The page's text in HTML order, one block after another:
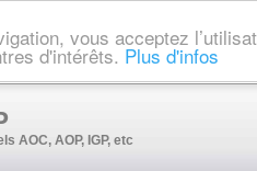
vous acceptez
d'intérêts. Plus d'infos
AOC, AOP, IGP, etc